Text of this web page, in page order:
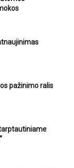
pažinimo ralis